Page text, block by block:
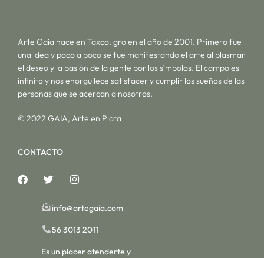
Arte Gaia nace en Taxco, gro en el año de 2001. Primero fue
una idea y poco a poco se fue manifestando el arte al plasmar
el deseo y la pasión de la gente por los símbolos. El campo es
infinito y nos enorgullece satisfacer y cumplir los sueños de las
personas que se acercan a nosotros.
© 2022 GAIA, Arte en Plata
CONTACTO
info@artegaia.com
56 3013 2011
Es un placer atenderte y